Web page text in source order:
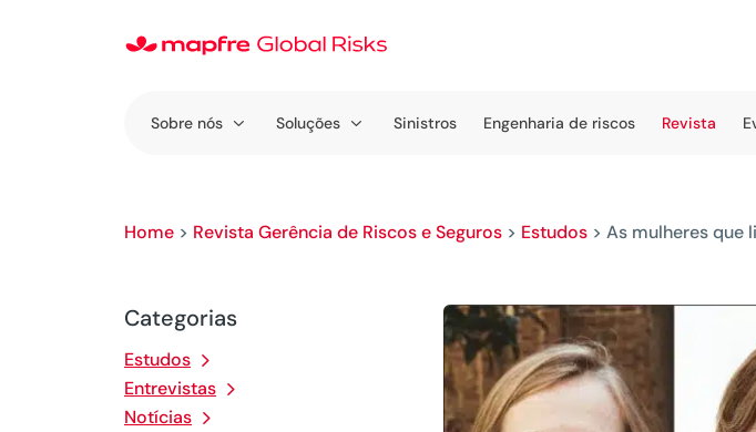
Sobre nós Soluções Sinistros Engenharia de riscos Revista
Home > Revista Gerência de Riscos e Seguros > Estudos > As mulheres que
Categorias
Estudos
Entrevistas
Notícias